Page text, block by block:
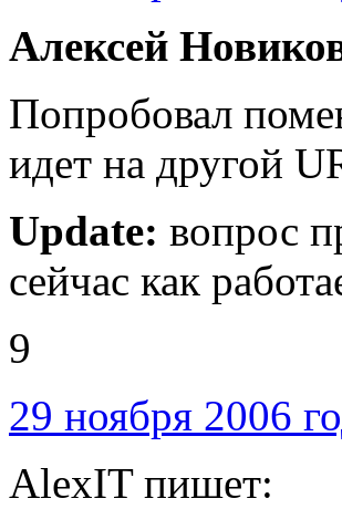
Алексей
Попробовал
идет на другой
Update: вопрос
сейчас как
9
29 ноября 2006
AlexIT пишет: